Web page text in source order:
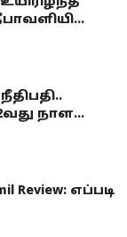
நாள...
Review: எப்படி